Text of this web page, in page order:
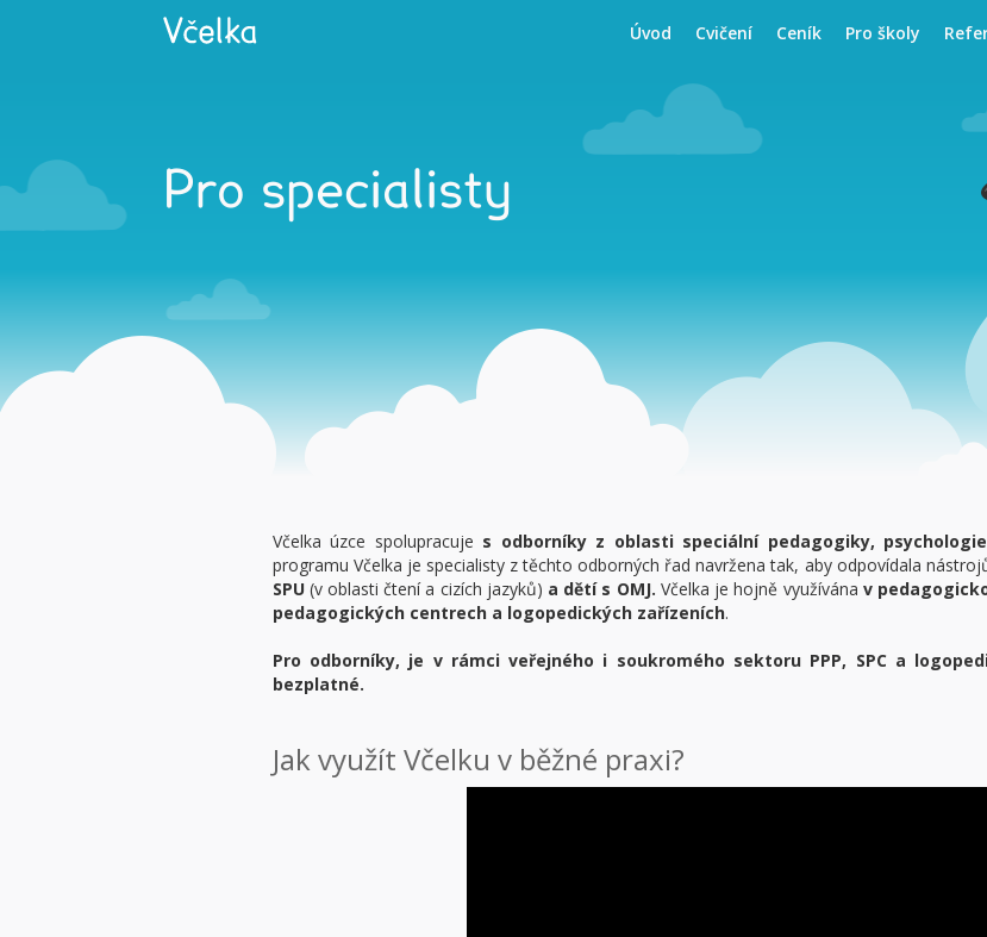
Úvod Cvičení Ceník Pro školy
Pro specialisty
Včelka úzce spolupracuje s odborníky z oblasti speciální pedagogiky,
programu Včelka je specialisty z těchto odborných řad navržena tak, aby odpovídala
SPU(v oblasti čtení a cizích jazyků) a dětí s OMJ. Včelka je hojně využívána v
pedagogických centrech a logopedických zařízeních.
Pro odborníky, je v rámci veřejného i soukromého sektoru PPP, SPC a
bezplatné.
Jak využít Včelku v běžné praxi?